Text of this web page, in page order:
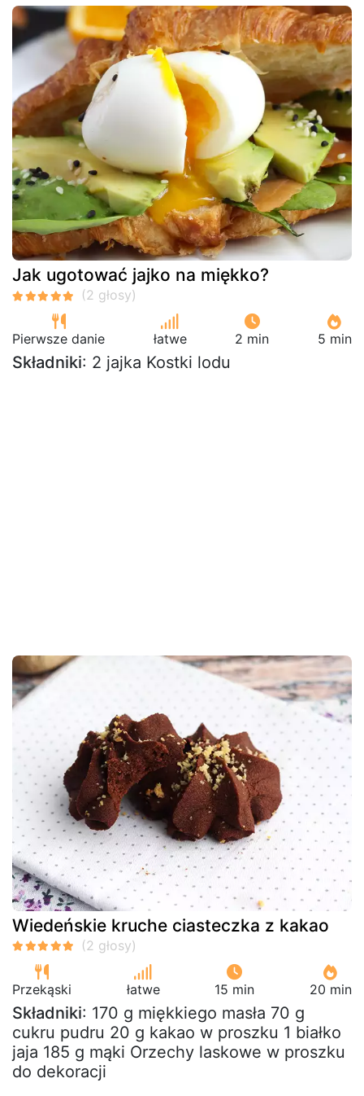
Jak ugotować jajko na miękko?
Pierwsze danie łatwe 2 min 5 min
Składniki: 2 jajka Kostki lodu
Wiedeńskie kruche ciasteczka z kakao
Przekąski łatwe 15 min 20 min
Składniki: 170 g miękkiego masła 70 g
cukru pudru 20 g kakao w proszku 1 białko
jaja 185 g mąki Orzechy laskowe w proszku
do dekoracji